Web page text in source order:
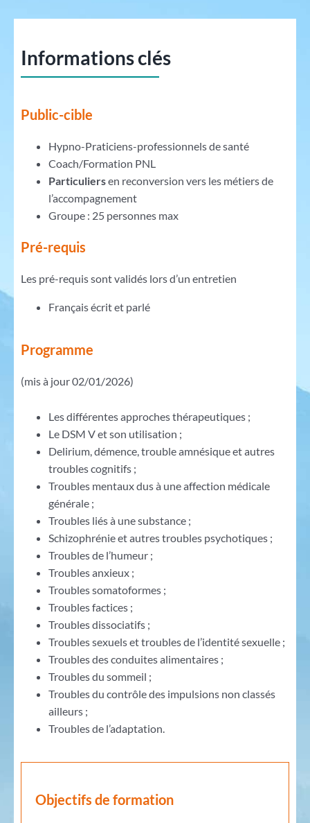
Informations clés
Public-cible
Hypno-Praticiens-professionnels de santé
Coach/Formation PNL
Particuliersen reconversion vers les métiers de
l’accompagnement
Groupe : 25 personnes max
Pré-requis
Les pré-requis sont validés lors d’un entretien
Français écrit et parlé
Programme
(mis à jour 02/01/2026)
Les différentes approches thérapeutiques ;
Le DSM V et son utilisation ;
Delirium, démence, trouble amnésique et autres
troubles cognitifs ;
Troubles mentaux dus à une affection médicale
générale ;
Troubles liés à une substance ;
Schizophrénie et autres troubles psychotiques ;
Troubles de l’humeur ;
Troubles anxieux ;
Troubles somatoformes ;
Troubles factices ;
Troubles dissociatifs ;
Troubles sexuels et troubles de l’identité sexuelle ;
Troubles des conduites alimentaires ;
Troubles du sommeil ;
Troubles du contrôle des impulsions non classés
ailleurs ;
Troubles de l’adaptation.
Objectifs de formation